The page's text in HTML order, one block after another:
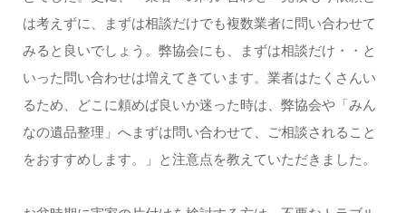
は考えずに、まずは相談だけでも複数業者に問い合わせて
みると良いでしょう。弊協会にも、まずは相談だけ・・と
いった問い合わせは増えてきています。業者はたくさんい
るため、どこに頼めば良いか迷った時は、弊協会や「みん
なの遺品整理」へまずは問い合わせて、ご相談されること
をおすすめします。」と注意点を教えていただきました。